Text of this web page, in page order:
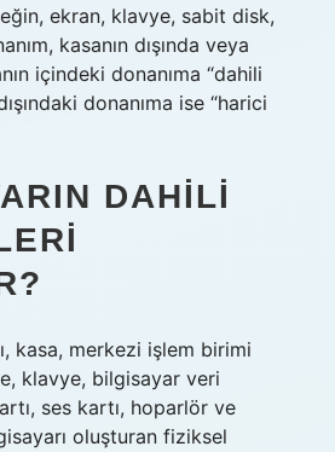
ekran, klavye, sabit disk,
kasanın dışında veya
içindeki donanıma “dahili
donanıma ise “harici
DAHILI
kasa, merkezi işlem birimi
klavye, bilgisayar veri
ses kartı, hoparlör ve
oluşturan fiziksel